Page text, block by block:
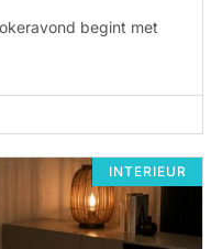
begint met
INTERIEUR